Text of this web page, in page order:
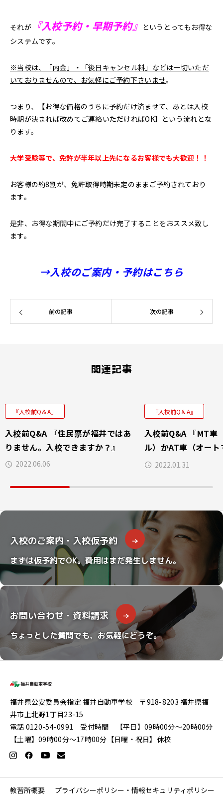
それが『入校予約・早期予約』 というとってもお得な
システムです。
※当校は、「内金」・「後日キャンセル料」などは一切いただ
いておりませんので、お気軽にご予約下さいませ。
つまり、【お得な価格のうちに予約だけ済ませて、あとは入校
時期が決まれば改めてご連絡いただければOK】という流れとな
ります。
大学受験等で、免許が半年以上先になるお客様でも大歓迎！！
お客様の約8割が、免許取得時期未定のままご予約されており
ます。
是非、お得な期間中にご予約だけ完了することをおススメ致し
ます。
→入校のご案内・予約はこちら
前の記事 次の記事
関連記事
『入校前Q＆A』
入校前Q&A 『住民票が福井ではあ
りません。入校できますか？』
2022.06.06
『入校前Q＆A』
入校前Q&A 『MT車
ル）かAT車（オー
を選べばいいですか
2022.01.31
入校のご案内・入校仮予約
まずは仮予約でOK。費用はまだ発生しません。
お問い合わせ・資料請求
ちょっとした質問でも、お気軽にどうぞ。
福井県公安委員会指定 福井自動車学校 〒918-8203 福井県福
井市上北野1丁目23-15
電話 0120-54-0991 受付時間 【平日】09時00分〜20時00分
【土曜】09時00分〜17時00分【日曜・祝日】休校
教習所概要 プライバシーポリシー・情報セキュリティポリシー